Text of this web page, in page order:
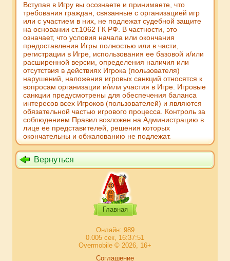
Вступая в Игру вы осознаете и принимаете, что
требования граждан, связанные с организацией игр
или с участием в них, не подлежат судебной защите
на основании ст.1062 ГК РФ. В частности, это
означает, что условия начала или окончания
предоставления Игры полностью или в части,
регистрации в Игре, использования ее базовой и/или
расширенной версии, определения наличия или
отсутствия в действиях Игрока (пользователя)
нарушений, наложения игровых санкций относятся к
вопросам организации и/или участия в Игре. Игровые
санкции предусмотрены для обеспечения баланса
интересов всех Игроков (пользователей) и являются
обязательной частью игрового процесса. Контроль за
соблюдением Правил возложен на Администрацию в
лице ее представителей, решения которых
окончательны и обжалованию не подлежат.
Вернуться
Главная
Онлайн: 989
0.005 сек, 16:37:51
Overmobile © 2026, 16+
Соглашение